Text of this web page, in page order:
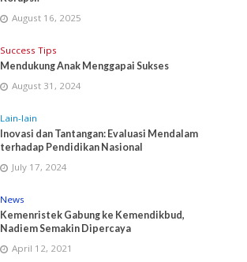
August 16, 2025
Success Tips
Mendukung Anak Menggapai Sukses
August 31, 2024
Lain-lain
Inovasi dan Tantangan: Evaluasi Mendalam
terhadap Pendidikan Nasional
July 17, 2024
News
Kemenristek Gabung ke Kemendikbud,
Nadiem Semakin Dipercaya
April 12, 2021